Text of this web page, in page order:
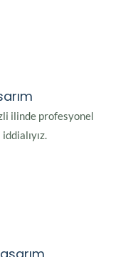
ilinde profesyonel